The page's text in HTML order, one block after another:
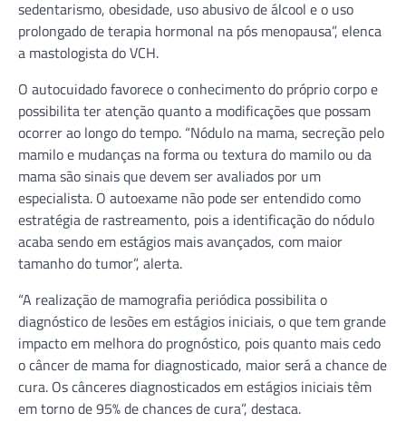
sedentarismo, obesidade, uso abusivo de álcool e o uso
prolongado de terapia hormonal na pós menopausa”, elenca
a mastologista do VCH.
O autocuidado favorece o conhecimento do próprio corpo e
possibilita ter atenção quanto a modificações que possam
ocorrer ao longo do tempo. “Nódulo na mama, secreção pelo
mamilo e mudanças na forma ou textura do mamilo ou da
mama são sinais que devem ser avaliados por um
especialista. O autoexame não pode ser entendido como
estratégia de rastreamento, pois a identificação do nódulo
acaba sendo em estágios mais avançados, com maior
tamanho do tumor”, alerta.
“A realização de mamografia periódica possibilita o
diagnóstico de lesões em estágios iniciais, o que tem grande
impacto em melhora do prognóstico, pois quanto mais cedo
o câncer de mama for diagnosticado, maior será a chance de
cura. Os cânceres diagnosticados em estágios iniciais têm
em torno de 95% de chances de cura”, destaca.